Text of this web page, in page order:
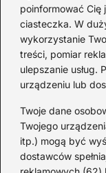
poinformować Cię
ciasteczka. W
wykorzystanie
treści, pomiar
ulepszanie usług.
urządzeniu lub
Twoje dane
Twojego
itp.) mogą być
dostawców
Cicha
historia
Redakcja
JazzJuniors.pl to
animatorów i
więcej niż dźwięki
Szukasz inspiracji